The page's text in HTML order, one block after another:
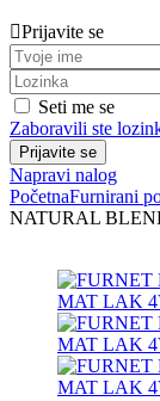
Prijavite se
Seti me se
Zaboravili ste
Napravi nalog
PočetnaFurnirani
NATURAL